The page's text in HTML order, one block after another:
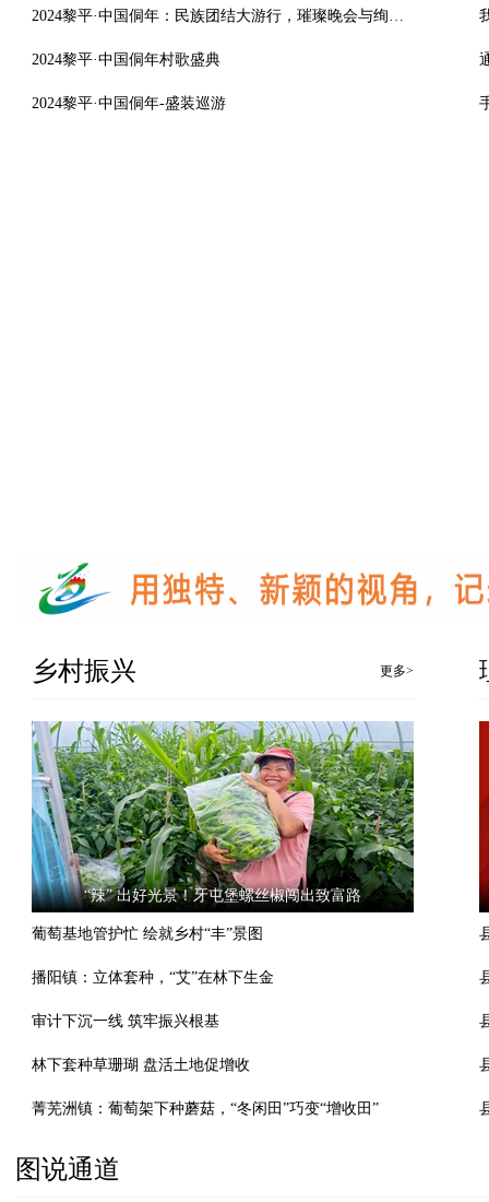
2024黎平·中国侗年：民族团结大游行，璀璨晚会与绚丽烟花共庆
2024黎平·中国侗年村歌盛典
2024黎平·中国侗年-盛装巡游
乡村振兴 更多>
“辣” 出好光景！牙屯堡螺丝椒闯出致富路
葡萄基地管护忙 绘就乡村“丰”景图
播阳镇：立体套种，“艾”在林下生金
审计下沉一线 筑牢振兴根基
林下套种草珊瑚 盘活土地促增收
菁芜洲镇：葡萄架下种蘑菇，“冬闲田”巧变“增收田”
图说通道